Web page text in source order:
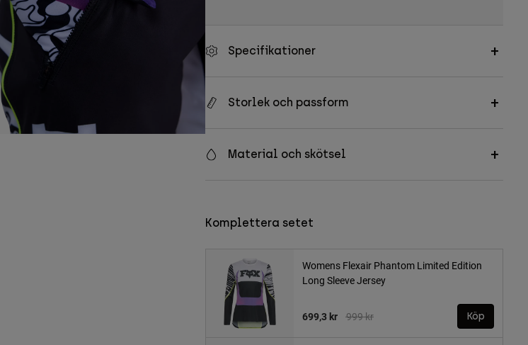
Specifikationer
Storlek och passform
Material och skötsel
Komplettera setet
Womens Flexair Phantom Limited Edition
Long Sleeve Jersey
Price reduced from
999 krto
699,3 kr Köp